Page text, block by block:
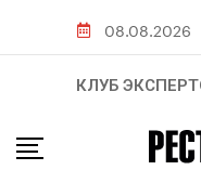
08.08.2026
КЛУБ